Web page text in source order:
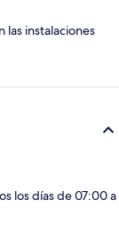
las instalaciones
los días de 07:00 a